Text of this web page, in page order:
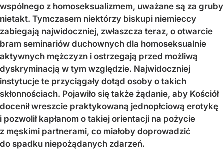
wspólnego z homoseksualizmem, uważane są za gruby
nietakt. Tymczasem niektórzy biskupi niemieccy
zabiegają najwidoczniej, zwłaszcza teraz, o otwarcie
bram seminariów duchownych dla homoseksualnie
aktywnych mężczyzn i ostrzegają przed możliwą
dyskryminacją w tym względzie. Najwidoczniej
instytucje te przyciągały dotąd osoby o takich
skłonnościach. Pojawiło się także żądanie, aby Kościół
docenił wreszcie praktykowaną jednopłciową erotykę
i pozwolił kapłanom o takiej orientacji na pożycie
z męskimi partnerami, co miałoby doprowadzić
do spadku niepożądanych zdarzeń.